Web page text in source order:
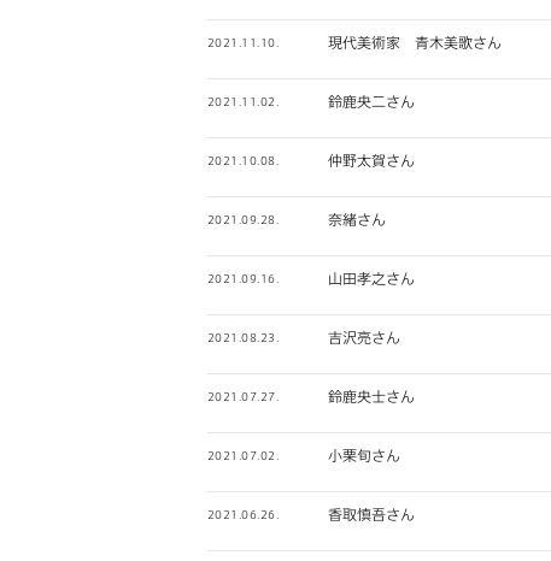
2021.11.10. 現代美術家 青木美歌さん
2021.11.02. 鈴鹿央二さん
2021.10.08. 仲野太賀さん
2021.09.28. 奈緒さん
2021.09.16. 山田孝之さん
2021.08.23. 吉沢亮さん
2021.07.27. 鈴鹿央士さん
2021.07.02. 小栗旬さん
2021.06.26. 香取慎吾さん